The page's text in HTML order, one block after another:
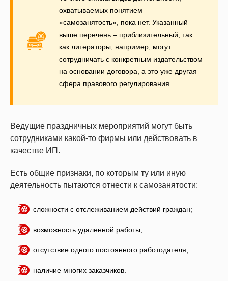
охватываемых понятием
«самозанятость», пока нет. Указанный
выше перечень – приблизительный, так
как литераторы, например, могут
сотрудничать с конкретным издательством
на основании договора, а это уже другая
сфера правового регулирования.
Ведущие праздничных мероприятий могут быть
сотрудниками какой-то фирмы или действовать в
качестве ИП.
Есть общие признаки, по которым ту или иную
деятельность пытаются отнести к самозанятости:
сложности с отслеживанием действий граждан;
возможность удаленной работы;
отсутствие одного постоянного работодателя;
наличие многих заказчиков.